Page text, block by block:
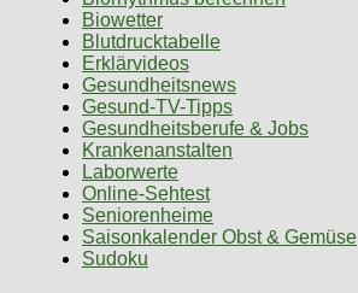
Biowetter
Blutdrucktabelle
Erklärvideos
Gesundheitsnews
Gesund-TV-Tipps
Gesundheitsberufe & Jobs
Krankenanstalten
Laborwerte
Online-Sehtest
Seniorenheime
Saisonkalender Obst & Gemüse
Sudoku